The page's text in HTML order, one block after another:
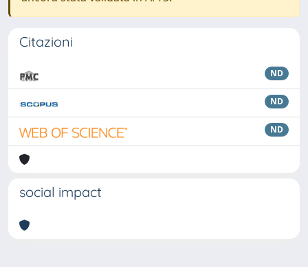
Citazioni
ND
ND
ND
social impact